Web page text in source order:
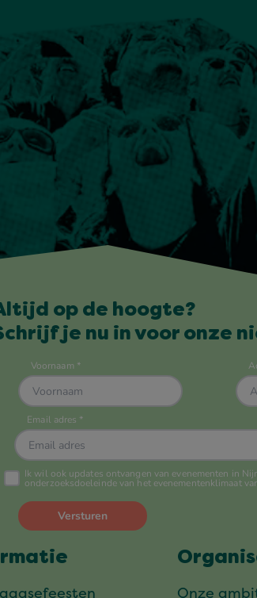
op de hoogte?
je nu in voor onze
Onze